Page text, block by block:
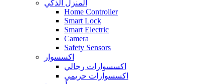
المنزل الذكي
Home Controller
Smart Lock
Smart Electric
Camera
Safety Sensors
اكسسوار
اكسسوارات رجالي
اكسسوارات حريمي